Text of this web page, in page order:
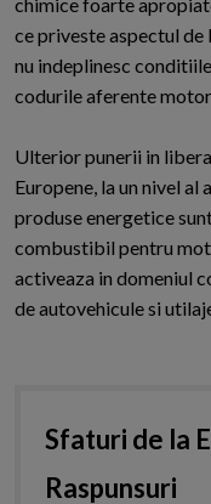
ce priveste aspectul
nu indeplinesc
codurile aferente
Ulterior punerii in
Europene, la un nivel
produse energetice
combustibil pentru
activeaza in domeniul
de autovehicule si
Sfaturi de la
Raspunsuri